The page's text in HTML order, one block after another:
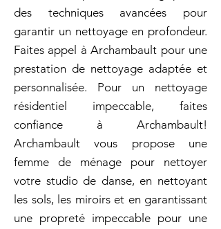
des techniques avancées pour
garantir un nettoyage en profondeur.
Faites appel à Archambault pour une
prestation de nettoyage adaptée et
personnalisée. Pour un nettoyage
résidentiel impeccable, faites
confiance à Archambault!
Archambault vous propose une
femme de ménage pour nettoyer
votre studio de danse, en nettoyant
les sols, les miroirs et en garantissant
une propreté impeccable pour une